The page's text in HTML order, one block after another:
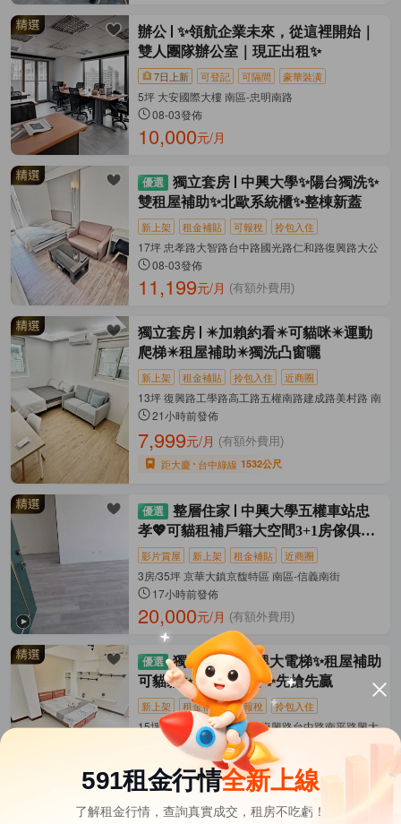
辦公
✨領航企業未來，從這裡開始｜
雙人團隊辦公室｜現正出租✨
7日上新 可登記 可隔間 豪華裝潢
5坪 大安國際大樓 南區-忠明南路
08-03發佈
10,000元/月
獨立套房
中興大學✨陽台獨洗✨
雙租屋補助✨北歐系統櫃✨整棟新蓋
新上架 租金補貼 可報稅 拎包入住
17坪 忠孝路大智路台中路國光路仁和路復興路大公 南
08-03發佈
11,199元/月 (有額外費用)
獨立套房
✴️加賴約看✴️可貓咪✴️運動
爬梯✴️租屋補助✴️獨洗凸窗曬
新上架 租金補貼 拎包入住 近商圈
13坪 復興路工學路高工路五權南路建成路美村路 南區-
21小時前發佈
7,999元/月 (有額外費用)
距大慶 台中綠線 1532公尺
整層住家
中興大學五權車站忠
孝💖可貓租補戶籍大空間3+1房傢俱電
可談
影片賞屋 新上架 租金補貼 近商圈
3房/35坪 京華大鎮京馥特區 南區-信義南街
17小時前發佈
20,000元/月 (有額外費用)
獨立套房
中興大電梯✨租屋補助
可貓貓✨超省台電計✨先搶先贏
新上架 租金補貼 可報稅 拎包入住
15坪 忠孝路建成路國光路復興路台中路南平路興大 南
15小時前發佈
8,500元/月 (含管理費等)
其它租屋 熱門在租社區
591租金行情全新上線
了解租金行情，查詢真實成交，租房不吃虧！